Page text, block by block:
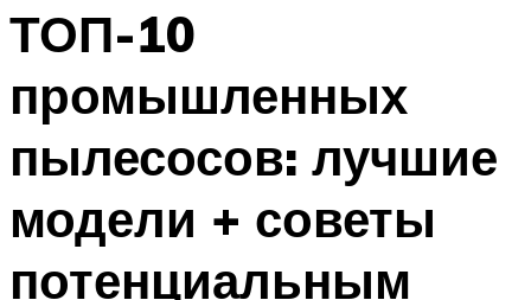
ТОП-10
промышленных
пылесосов: лучшие
модели + советы
потенциальным